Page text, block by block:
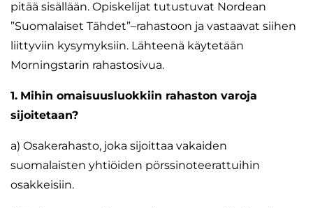
pitää sisällään. Opiskelijat tutustuvat Nordean
”Suomalaiset Tähdet”–rahastoon ja vastaavat siihen
liittyviin kysymyksiin. Lähteenä käytetään
Morningstarin rahastosivua.
1. Mihin omaisuusluokkiin rahaston varoja
sijoitetaan?
a) Osakerahasto, joka sijoittaa vakaiden
suomalaisten yhtiöiden pörssinoteerattuihin
osakkeisiin.